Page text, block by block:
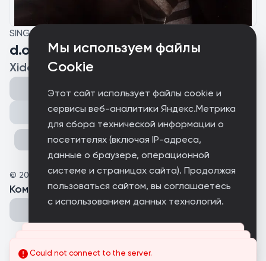
Мы используем файлы
Cookie
Этот сайт использует файлы cookie и
сервисы веб-аналитики Яндекс.Метрика
для сбора технической информации о
посетителях (включая IP-адреса,
данные о браузере, операционной
системе и страницах сайта). Продолжая
пользоваться сайтом, вы соглашаетесь
с использованием данных технологий.
SINGLE
d.o.m.l
Xidee
Поделиться
© 2026 Xidee
Комментарии(0 )
Could not connect to the server.